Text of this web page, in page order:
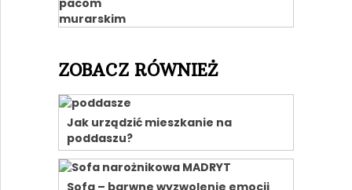
ZOBACZ RÓWNIEŻ
Jak urządzić mieszkanie na
poddaszu?
Sofa – barwne wyzwolenie emocji